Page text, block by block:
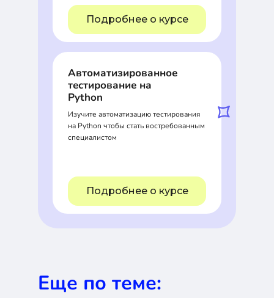
Подробнее о курсе
Автоматизированное
тестирование на
Python
Изучите автоматизацию тестирования
на Python чтобы стать востребованным
специалистом
Подробнее о курсе
Еще по теме: